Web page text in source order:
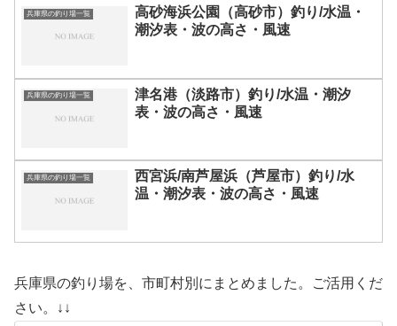
兵庫県の釣り場一覧
高砂海浜公園（高砂市）釣り/水温・
潮汐表・波の高さ・風速
兵庫県の釣り場一覧
津名港（淡路市）釣り/水温・潮汐
表・波の高さ・風速
兵庫県の釣り場一覧
西宮浜/南芦屋浜（芦屋市）釣り/水
温・潮汐表・波の高さ・風速
兵庫県の釣り場を、市町村別にまとめました。ご活用くだ
さい。↓↓